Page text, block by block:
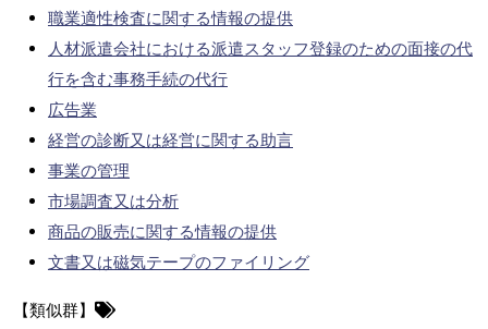
職業適性検査に関する情報の提供
人材派遣会社における派遣スタッフ登録のための面接の代
行を含む事務手続の代行
広告業
経営の診断又は経営に関する助言
事業の管理
市場調査又は分析
商品の販売に関する情報の提供
文書又は磁気テープのファイリング
【類似群】